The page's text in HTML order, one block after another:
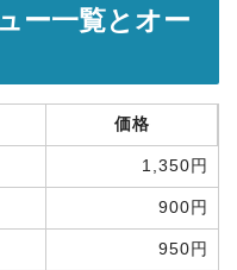
ー一覧とオー
価格
1,350円
900円
950円